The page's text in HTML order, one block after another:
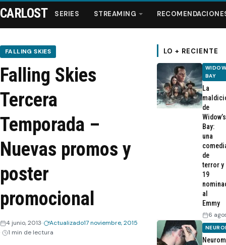
Series
Streaming
Recomendaciones
CARLOST SERIES STREAMING
FALLING SKIES
Falling Skies
Tercera
Temporada –
Nuevas promos y
poster
promocional
4 junio, 2013 Actualizado17 noviembre, 2015
1 min de lectura
LO + RECIENTE
BAY
La
de
Widow’s
Bay:
una
de
terror y
19
al
Emmy
6